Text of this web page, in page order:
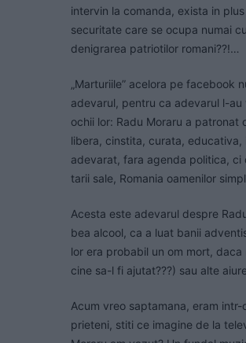
intervin la comanda, exista in
securitate care se ocupa numai
denigrarea patriotilor romani??!…
„Marturiile” acelora pe facebook
adevarul, pentru ca adevarul l-au
ochii lor: Radu Moraru a patronat
libera, cinstita, curata,
adevarat, fara agenda politica, ci
tarii sale, Romania oamenilor
Acesta este adevarul despre
bea alcool, ca a luat banii
lor era probabil un om mort, daca
cine sa-l fi ajutat???) sau alte
Acum vreo saptamana, eram intr-
prieteni, stiti ce imagine de la